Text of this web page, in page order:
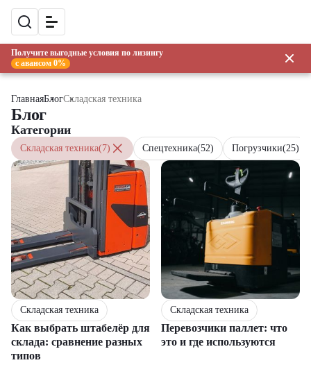
Получите выгодные условия по лизингу
с авансом 0%
ГлавнаяБлогСкладская техника
Блог
Категории
Спецтехника(52) Погрузчики(25)
Складская техника(7)
Складская техника
Как выбрать штабелёр для
склада: сравнение разных
типов
Складская техника
Перевозчики паллет: что
это и где используются